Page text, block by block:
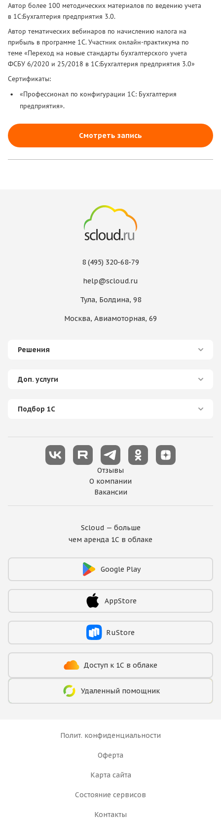
Автор более 100 методических материалов по ведению учета
в 1С:Бухгалтерия предприятия 3.0.
Автор тематических вебинаров по начислению налога на
прибыль в программе 1С.Участник онлайн-практикума по
теме «Переход на новые стандарты бухгалтерского учета
ФСБУ 6/2020 и 25/2018 в 1С:Бухгалтерия предприятия 3.0»
Сертификаты:
«Профессионал по конфигурации 1С: Бухгалтерия
предприятия».
Смотреть запись
8 (495) 320-68-79
help@scloud.ru
Тула, Болдина, 98
Москва, Авиамоторная, 69
Решения
Доп. услуги
Подбор 1С
О компании
Отзывы
Вакансии
Scloud — больше
чем аренда 1С в облаке
Доступ к 1С в облаке
Удаленный помощник
Google Play
AppStore
RuStore
Полит. конфиденциальности
Оферта
Карта сайта
Состояние сервисов
Контакты